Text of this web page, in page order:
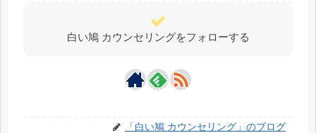
白い鳩 カウンセリングをフォローする
「白い鳩 カウンセリング」のブログ